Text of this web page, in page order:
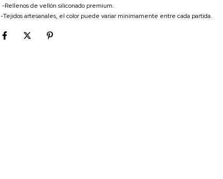
-Rellenos de vellón siliconado premium.
-Tejidos artesanales, el color puede variar minimamente entre cada partida.